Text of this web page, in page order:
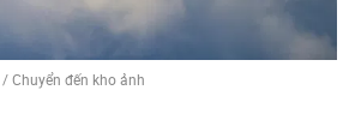
/Chuyển đến kho ảnh